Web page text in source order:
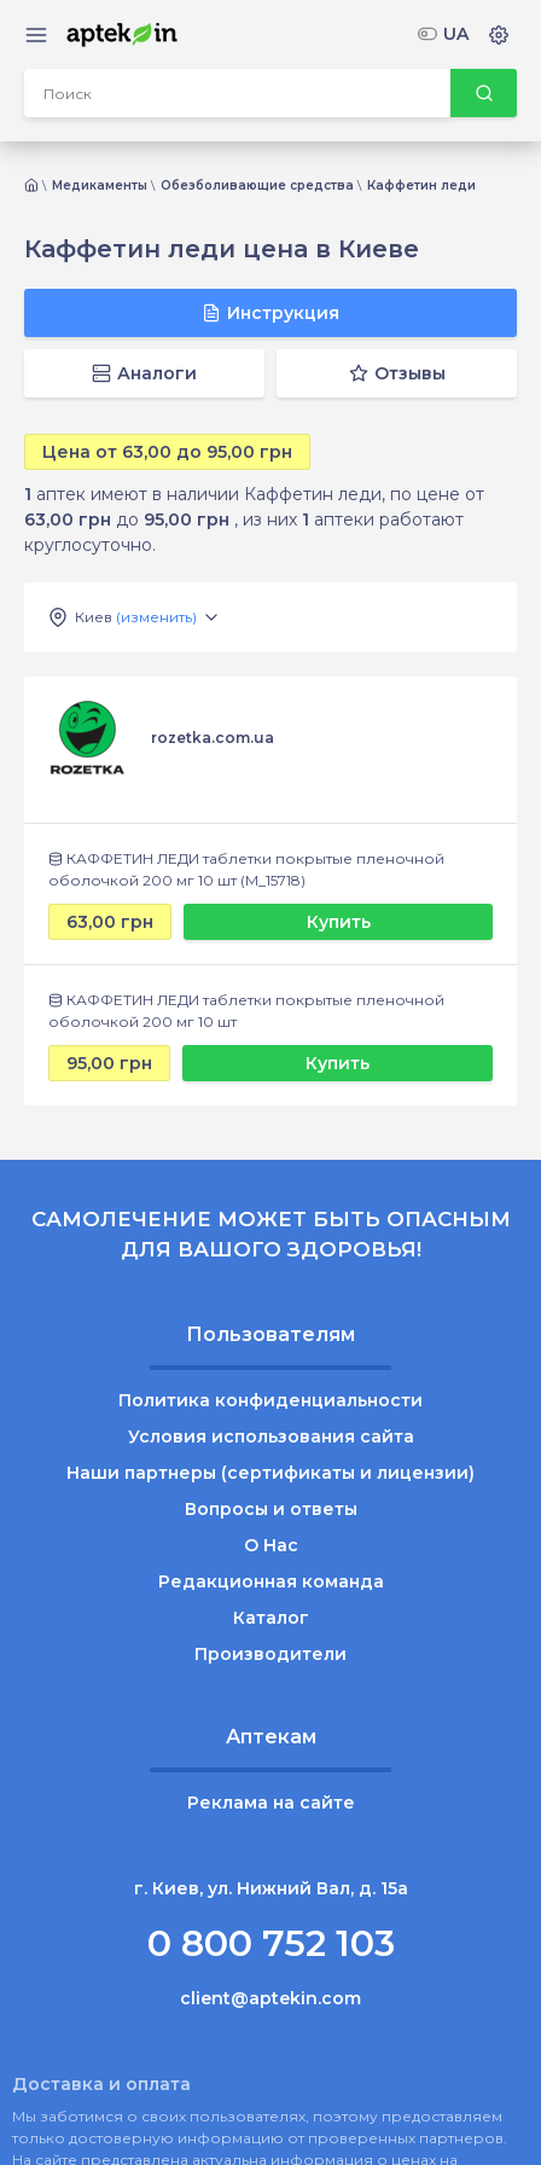
Медикаменты Обезболивающие средства Каффетин леди
Каффетин леди цена в Киеве
Инструкция
Аналоги Отзывы
Цена от 63,00 до 95,00 грн
1 аптек имеют в наличии Каффетин леди, по цене от
63,00 грн до 95,00 грн , из них 1 аптеки работают
круглосуточно.
Киев (изменить)
rozetka.com.ua
КАФФЕТИН ЛЕДИ таблетки покрытые пленочной
оболочкой 200 мг 10 шт (М_15718)
63,00 грн Купить
КАФФЕТИН ЛЕДИ таблетки покрытые пленочной
оболочкой 200 мг 10 шт
95,00 грн Купить
UA
САМОЛЕЧЕНИЕ МОЖЕТ БЫТЬ ОПАСНЫМ
ДЛЯ ВАШОГО ЗДОРОВЬЯ!
Пользователям
Политика конфиденциальности
Условия использования сайта
Наши партнеры (сертификаты и лицензии)
Вопросы и ответы
О Нас
Редакционная команда
Каталог
Производители
Аптекам
Реклама на сайте
г. Киев, ул. Нижний Вал, д. 15а
0 800 752 103
client@aptekin.com
Доставка и оплата
Мы заботимся о своих пользователях, поэтому предоставляем
только достоверную информацию от проверенных партнеров.
На сайте представлена актуальна информация о ценах на